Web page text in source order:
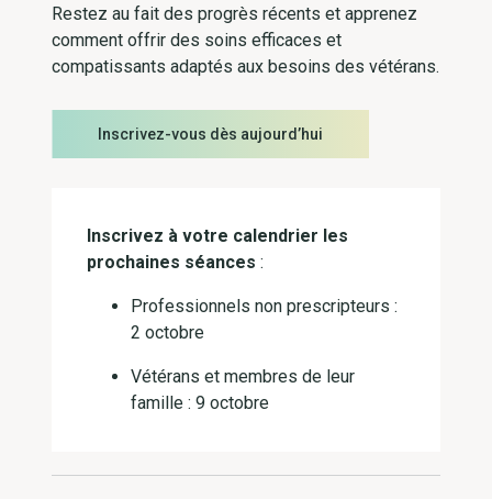
Restez au fait des progrès récents et apprenez
comment offrir des soins efficaces et
compatissants adaptés aux besoins des vétérans.
Inscrivez-vous dès aujourd’hui
Inscrivez à votre calendrier les
prochaines séances :
Professionnels non prescripteurs :
2 octobre
Vétérans et membres de leur
famille : 9 octobre